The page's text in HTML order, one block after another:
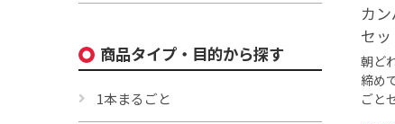
カ
セッ
朝ど
締め
ごと
商品タイプ・目的から探す
1本まるごと